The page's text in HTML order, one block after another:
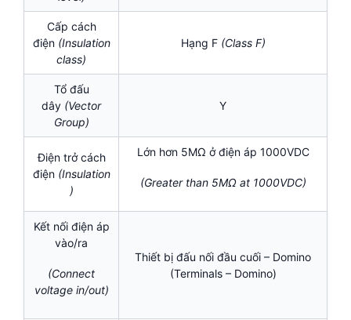
Cấp cách
điện (Insulation
class)
Hạng F (Class F)
Tổ đấu
dây (Vector
Group)
Y
Điện trở cách
điện (Insulation
)
Lớn hơn 5MΩ ở điện áp 1000VDC
(Greater than 5MΩ at 1000VDC)
Kết nối điện áp
vào/ra
(Connect
voltage in/out)
Thiết bị đấu nối đầu cuối – Domino
(Terminals – Domino)